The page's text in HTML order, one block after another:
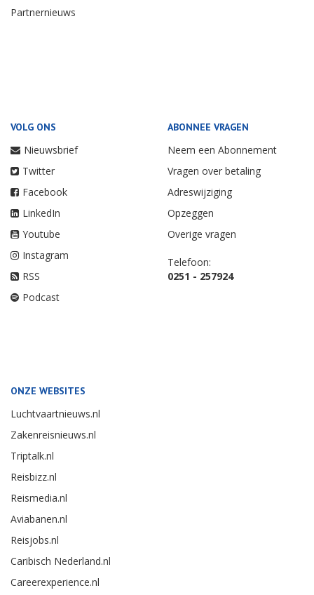
Partnernieuws
VOLG ONS
Nieuwsbrief
Twitter
Facebook
LinkedIn
Youtube
Instagram
RSS
Podcast
ABONNEE VRAGEN
Neem een Abonnement
Vragen over betaling
Adreswijziging
Opzeggen
Overige vragen
Telefoon:
0251 - 257924
ONZE WEBSITES
Luchtvaartnieuws.nl
Zakenreisnieuws.nl
Triptalk.nl
Reisbizz.nl
Reismedia.nl
Aviabanen.nl
Reisjobs.nl
Caribisch Nederland.nl
Careerexperience.nl